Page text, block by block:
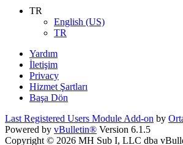
TR
English (US)
TR
Yardım
İletişim
Privacy
Hizmet Şartları
Başa Dön
Last Registered Users Module Add-on by
Powered by vBulletin® Version 6.1.5
Copyright © 2026 MH Sub I, LLC dba